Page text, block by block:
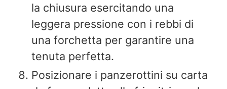
la chiusura esercitando una
leggera pressione con i rebbi di
una forchetta per garantire una
tenuta perfetta.
Posizionare i panzerottini su carta